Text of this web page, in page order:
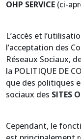
OHP SERVICE (ci-
L’accès et
l’acceptation des
Réseaux Sociaux,
la POLITIQUE DE
que des politiques
sociaux des SITES
Cependant, le